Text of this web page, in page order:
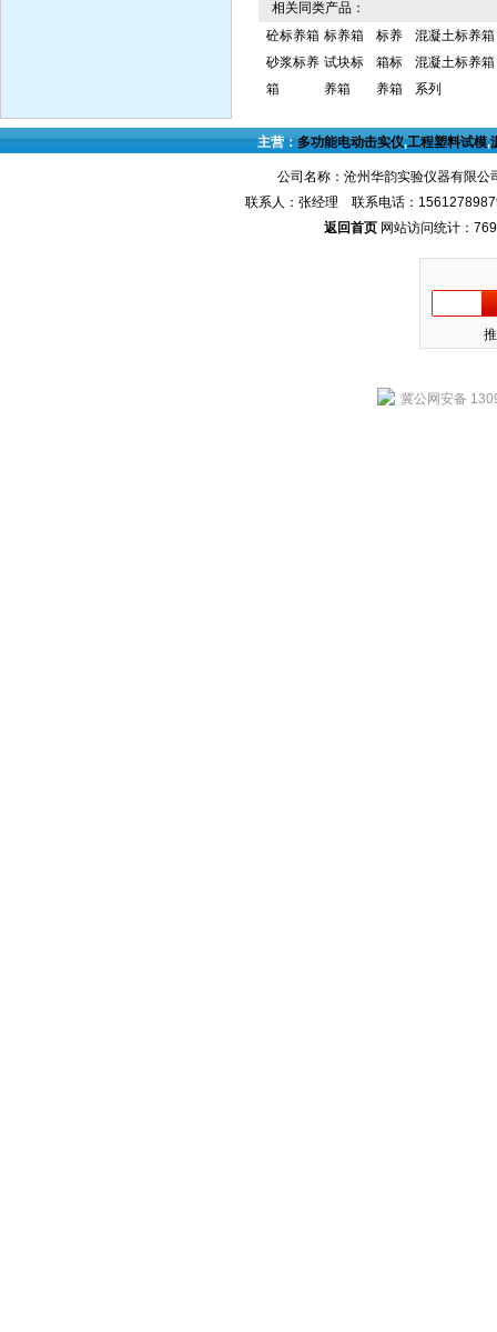
相关同类产品：
砼标养箱
砂浆标养
箱
标养箱
试块标
养箱
标养
箱标
养箱
混凝土标养箱
混凝土标养箱
系列
主营：多功能电动击实仪,工程塑料试模,
公司名称：沧州华韵实验仪器有限
联系人：张经理 联系电话：
返回首页 网站访问统计：
冀公网安备